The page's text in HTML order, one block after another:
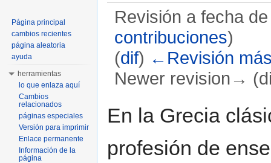
Revisión a fecha
contribuciones)
(dif) ←Revisión
Newer revision→
En la Grecia
profesión de
Página principal
cambios recientes
página aleatoria
ayuda
herramientas
lo que enlaza aquí
Cambios
relacionados
páginas especiales
Versión para imprimir
Enlace permanente
Información de la
página